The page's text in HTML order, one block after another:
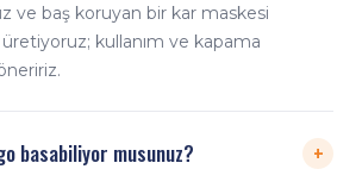
ve baş koruyan bir kar maskesi
kullanım ve kapama
basabiliyor musunuz? +